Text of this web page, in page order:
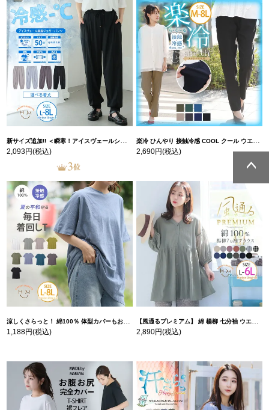
新サイズ追加!! ＜瞬寒！アイスヴェールシリーズ＞ 美脚 ジョガーパンツ 【ウェストゴム】 【ストレッチ】 | 大きいサイズの通販ならハッピーマリリン
2,093円(税込)
楽冷 ひんやり 接触冷感 COOL クール ウエストゴム 楽ちん ストレッチ 美脚 レギパン 【ストレッチ】 | 大きいサイズの通販ならハッピーマリリン
2,690円(税込)
涼しくさらっと！ 綿100％ 体型カバーもお洒落も叶える 風合いコットン ゆるシルエット ドルマン | 大きいサイズの通販ならハッピーマリリン
1,188円(税込)
【風通るプレミアム】 綿 楊柳 七分袖 ウエストギャザー ブラウス | 大きいサイズの通販ならハッピーマリリン
2,890円(税込)
プへ
プへ